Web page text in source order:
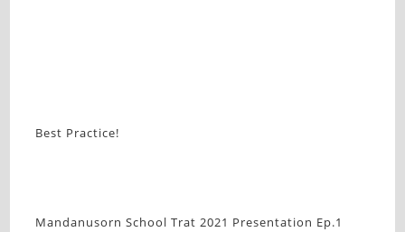
Best Practice!
Mandanusorn School Trat 2021 Presentation Ep.1